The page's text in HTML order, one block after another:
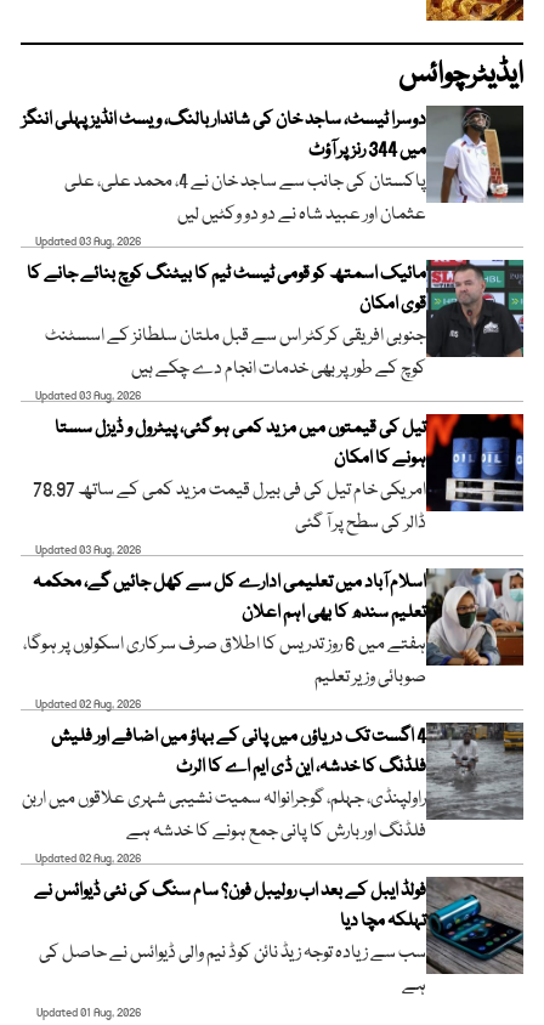
ایڈیٹرچوائس
دوسرا ٹیسٹ، ساجد خان کی شاندار بالنگ، ویسٹ انڈیز پہلی اننگز
میں 344 رنز پر آؤٹ
پاکستان کی جانب سے ساجد خان نے 4، محمد علی، علی
عثمان اور عبید شاہ نے دو دو وکٹیں لیں
Updated 03 Aug, 2026
مائیک اسمتھ کو قومی ٹیسٹ ٹیم کا بیٹنگ کوچ بنائے جانے کا
قوی امکان
جنوبی افریقی کرکٹر اس سے قبل ملتان سلطانز کے اسسٹنٹ
کوچ کے طور پر بھی خدمات انجام دے چکے ہیں
Updated 03 Aug, 2026
تیل کی قیمتوں میں مزید کمی ہو گئی، پیٹرول و ڈیزل سستا
ہونے کا امکان
امریکی خام تیل کی فی بیرل قیمت مزید کمی کے ساتھ 78.97
ڈالر کی سطح پر آ گئی
Updated 03 Aug, 2026
اسلام آباد میں تعلیمی ادارے کل سے کھل جائیں گے، محکمہ
تعلیم سندھ کا بھی اہم اعلان
ہفتے میں 6 روز تدریس کا اطلاق صرف سرکاری اسکولوں پر ہوگا،
صوبائی وزیر تعلیم
Updated 02 Aug, 2026
4 اگست تک دریاؤں میں پانی کے بہاؤ میں اضافے اور فلیش
فلڈنگ کا خدشہ، این ڈی ایم اے کا الرٹ
راولپنڈی، جہلم، گوجرانوالہ سمیت نشیبی شہری علاقوں میں اربن
فلڈنگ اور بارش کا پانی جمع ہونے کا خدشہ ہے
Updated 02 Aug, 2026
فولڈ ایبل کے بعد اب رولیبل فون؟ سام سنگ کی نئی ڈیوائس نے
تہلکہ مچا دیا
سب سے زیادہ توجہ زیڈ نائن کوڈ نیم والی ڈیوائس نے حاصل کی
ہے
Updated 01 Aug, 2026